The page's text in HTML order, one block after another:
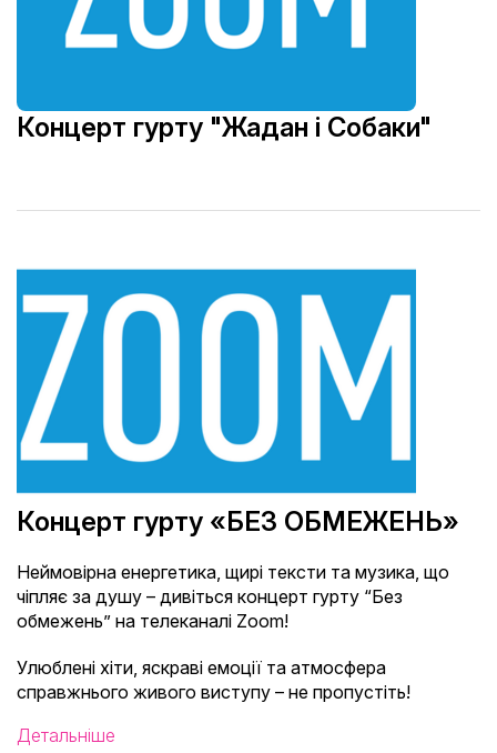
Концерт гурту "Жадан і Собаки"
Концерт гурту «БЕЗ ОБМЕЖЕНЬ»
Неймовірна енергетика, щирі тексти та музика, що
чіпляє за душу – дивіться концерт гурту “Без
обмежень” на телеканалі Zoom!
Улюблені хіти, яскраві емоції та атмосфера
справжнього живого виступу – не пропустіть!
Детальніше